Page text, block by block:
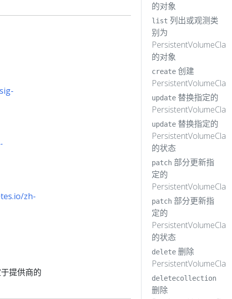
zh-
提供商的
的对象
list 列出或观测类
别为
的对象
create 创建
update 替换指定的
update 替换指定的
的状态
patch 部分更新指
定的
patch 部分更新指
定的
的状态
delete 删除
deletecollection
删除